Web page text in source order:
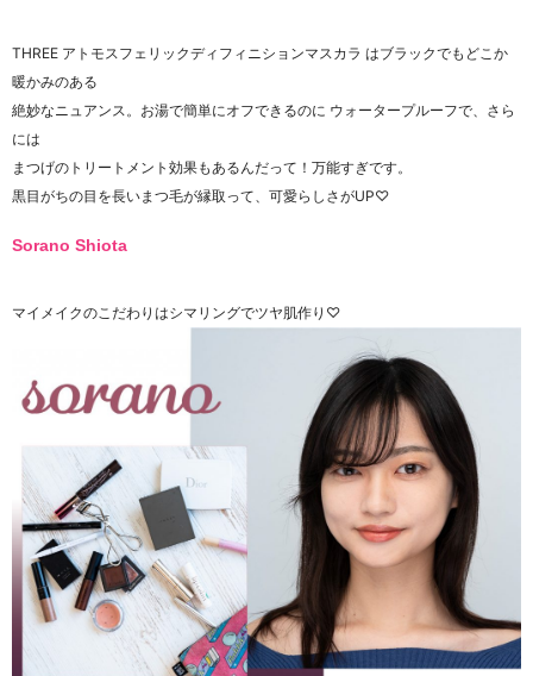
THREE アトモスフェリックディフィニションマスカラ はブラックでもどこか
暖かみのある
絶妙なニュアンス。お湯で簡単にオフできるのに ウォータープルーフで、さら
には
まつげのトリートメント効果もあるんだって！万能すぎです。
黒目がちの目を長いまつ毛が縁取って、可愛らしさがUP♡
Sorano Shiota
マイメイクのこだわりはシマリングでツヤ肌作り♡